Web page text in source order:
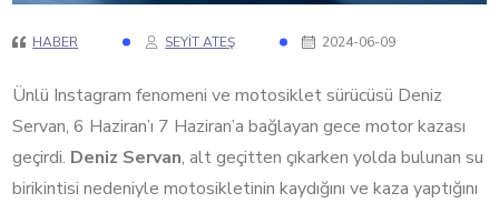
HABER SEYIT ATEŞ 2024-06-09
Ünlü Instagram fenomeni ve motosiklet sürücüsü Deniz
Servan, 6 Haziran’ı 7 Haziran’a bağlayan gece motor kazası
geçirdi. Deniz Servan, alt geçitten çıkarken yolda bulunan su
birikintisi nedeniyle motosikletinin kaydığını ve kaza yaptığını